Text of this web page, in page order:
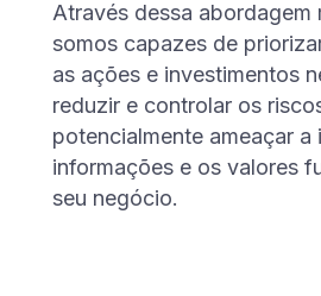
Através dessa abordagem
somos capazes de
as ações e investimentos
reduzir e controlar os
potencialmente ameaçar a
informações e os valores
seu negócio.